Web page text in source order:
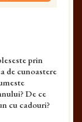
prin
de cunoastere
De ce
cu cadouri?